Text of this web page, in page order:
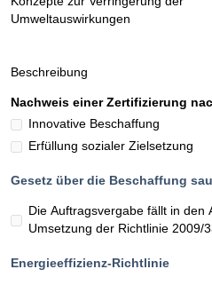
Umweltauswirkungen
Beschreibung
Nachweis einer Zertifizierung
Innovative Beschaffung
Erfüllung sozialer Zielsetzung
Gesetz über die Beschaffung
Die Auftragsvergabe fällt in
Umsetzung der Richtlinie 2009/
Energieeffizienz-Richtlinie